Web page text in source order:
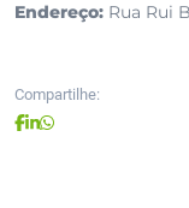
Endereço: Rua Rui
Compartilhe: